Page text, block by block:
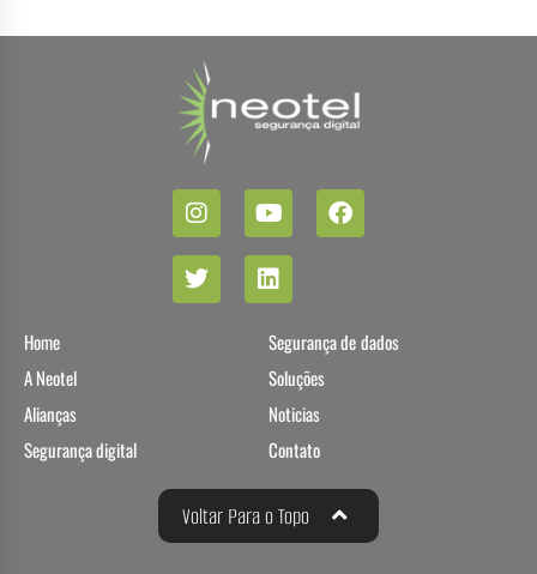
Home
A Neotel
Alianças
Segurança digital
Segurança de dados
Soluções
Noticias
Contato
Voltar Para o Topo